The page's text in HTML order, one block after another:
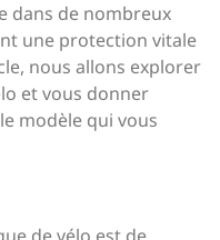
dans de nombreux
une protection vitale
nous allons explorer
et vous donner
modèle qui vous